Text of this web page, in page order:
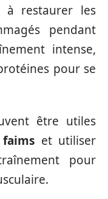
à restaurer les
pendant
intense,
pour se
être utiles
et utiliser
pour